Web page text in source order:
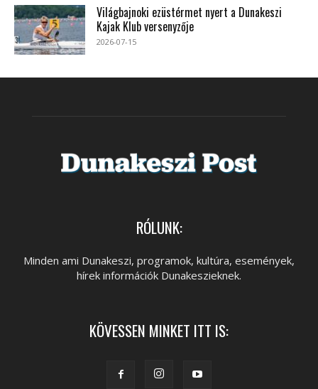
Világbajnoki ezüstérmet nyert a Dunakeszi
Kajak Klub versenyzője
2026-07-15
RÓLUNK:
Minden ami Dunakeszi, programok, kultúra, események,
hírek információk Dunakeszieknek.
KÖVESSEN MINKET ITT IS: